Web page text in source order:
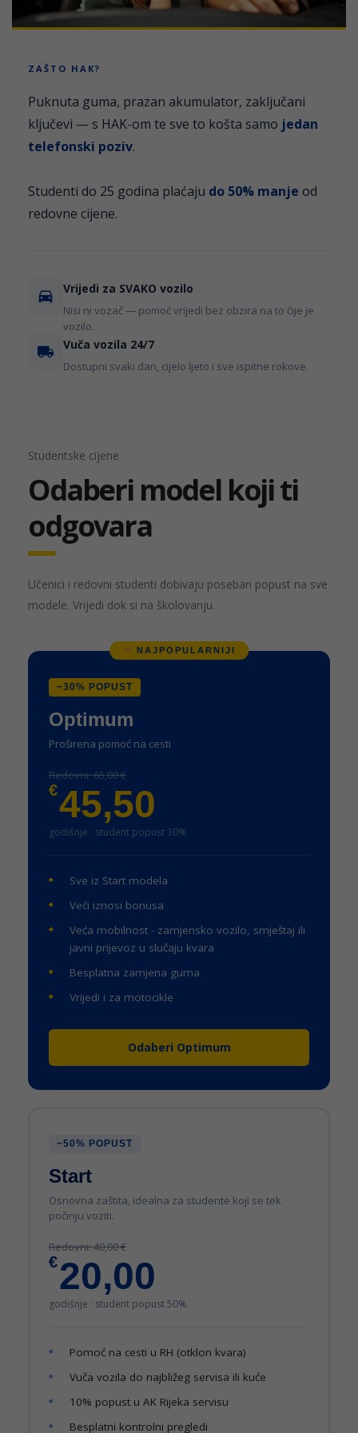
ZAŠTO HAK?
Puknuta guma, prazan akumulator, zaključani
ključevi — s HAK-om te sve to košta samo jedan
telefonski poziv.
Studenti do 25 godina plaćaju do 50% manje od
redovne cijene.
Vrijedi za SVAKO vozilo
Nisi ni vozač — pomoć vrijedi bez obzira na to čije je
vozilo.
Vuča vozila 24/7
Dostupni svaki dan, cijelo ljeto i sve ispitne rokove.
Studentske cijene
Odaberi model koji ti
odgovara
Učenici i redovni studenti dobivaju poseban popust na sve
modele. Vrijedi dok si na školovanju.
−50% POPUST
Start
Osnovna zaštita, idealna za studente koji se tek
počinju voziti.
Redovni: 40,00 €
€20,00
godišnje · student popust 50%
Pomoć na cesti u RH (otklon kvara)
Vuča vozila do najbližeg servisa ili kuće
10% popust u AK Rijeka servisu
Besplatni kontrolni pregledi
NAJPOPULARNIJI
−30% POPUST
Optimum
Proširena pomoć na cesti
Redovni: 65,00 €
€45,50
godišnje · student popust 30%
Sve iz Start modela
Veći iznosi bonusa
Veća mobilnost - zamjensko vozilo, smještaj ili
javni prijevoz u slučaju kvara
Besplatna zamjena guma
Vrijedi i za motocikle
Odaberi Optimum